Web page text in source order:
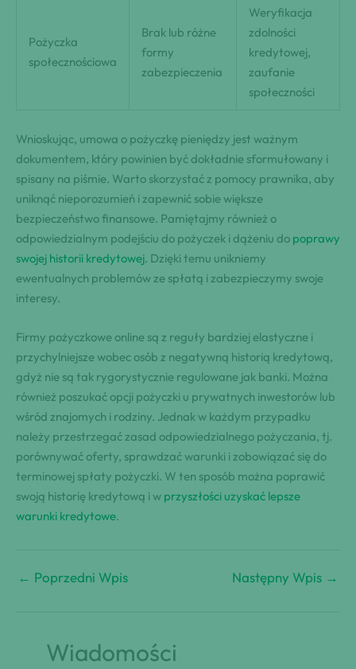
Pożyczka
społecznościowa
Brak lub różne
formy
zabezpieczenia
Weryfikacja
zdolności
kredytowej,
zaufanie
społeczności
Wnioskując, umowa o pożyczkę pieniędzy jest ważnym
dokumentem, który powinien być dokładnie sformułowany i
spisany na piśmie. Warto skorzystać z pomocy prawnika, aby
uniknąć nieporozumień i zapewnić sobie większe
bezpieczeństwo finansowe. Pamiętajmy również o
odpowiedzialnym podejściu do pożyczek i dążeniu do poprawy
swojej historii kredytowej. Dzięki temu unikniemy
ewentualnych problemów ze spłatą i zabezpieczymy swoje
interesy.
Firmy pożyczkowe online są z reguły bardziej elastyczne i
przychylniejsze wobec osób z negatywną historią kredytową,
gdyż nie są tak rygorystycznie regulowane jak banki. Można
również poszukać opcji pożyczki u prywatnych inwestorów lub
wśród znajomych i rodziny. Jednak w każdym przypadku
należy przestrzegać zasad odpowiedzialnego pożyczania, tj.
porównywać oferty, sprawdzać warunki i zobowiązać się do
terminowej spłaty pożyczki. W ten sposób można poprawić
swoją historię kredytową i w przyszłości uzyskać lepsze
warunki kredytowe.
← Poprzedni Wpis Następny Wpis →
Wiadomości